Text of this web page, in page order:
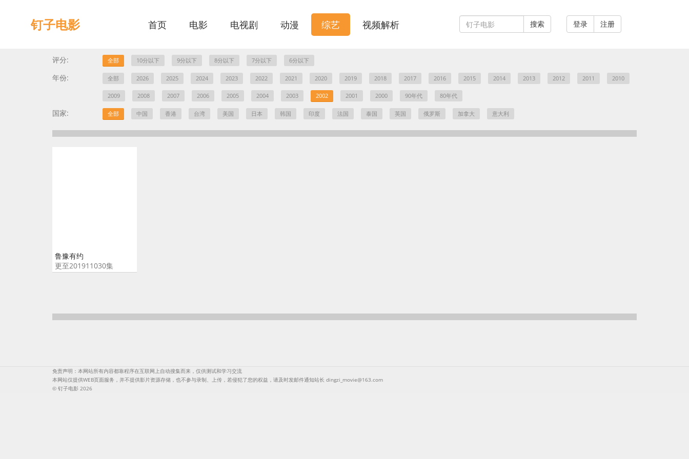
钉子电影 首页 电影 电视剧 动漫 综艺 视频解析 登录 注册
评分: 全部 10分以下 9分以下 8分以下 7分以下 6分以下
年份: 全部 2026 2025 2024 2023 2022 2021 2020 2019 2018 2017 2016 2015 2014 2013 2012 2011 2010
2009 2008 2007 2006 2005 2004 2003 2002 2001 2000 90年代 80年代
国家: 全部 中国 香港 台湾 美国 日本 韩国 印度 法国 泰国 英国 俄罗斯 加拿大 意大利
鲁豫有约
更至201911030集
免责声明：本网站所有内容都靠程序在互联网上自动搜集而来，仅供测试和学习交流
本网站仅提供WEB页面服务，并不提供影片资源存储，也不参与录制、上传，若侵犯了您的权益，请及时发邮件通知站长 dingzi_movie@163.com
© 钉子电影 2026